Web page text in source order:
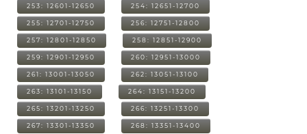
253: 12601-12650 254: 12651-12700
255: 12701-12750 256: 12751-12800
257: 12801-12850 258: 12851-12900
259: 12901-12950 260: 12951-13000
261: 13001-13050 262: 13051-13100
263: 13101-13150 264: 13151-13200
265: 13201-13250 266: 13251-13300
267: 13301-13350 268: 13351-13400